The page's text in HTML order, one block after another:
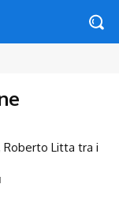
Roberto Litta tra i